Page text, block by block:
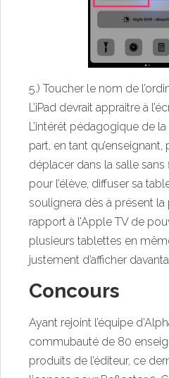
5.) Toucher le nom de
L’iPad devrait appraitre à
L’intérêt pédagogique de
part, en tant qu’enseignant,
déplacer dans la salle sans
pour l’élève, diffuser sa
soulignera dès à présent la
rapport à l’Apple TV de
plusieurs tablettes en
justement d’afficher
Concours
Ayant rejoint l’équipe
commubauté de 80
produits de l’éditeur, ce